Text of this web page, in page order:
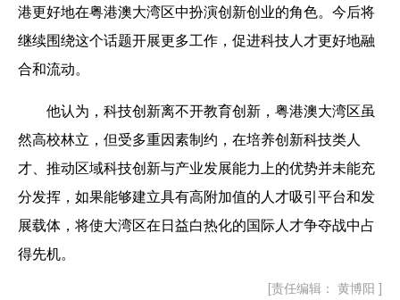
港更好地在粤港澳大湾区中扮演创新创业的角色。今后将
继续围绕这个话题开展更多工作，促进科技人才更好地融
合和流动。
他认为，科技创新离不开教育创新，粤港澳大湾区虽
然高校林立，但受多重因素制约，在培养创新科技类人
才、推动区域科技创新与产业发展能力上的优势并未能充
分发挥 ，如果能够建立具有高附加值的人才吸引平台和发
展载体，将使大湾区在日益白热化的国际人才争夺战中占
得先机。
[责任编辑： 黄博阳 ]